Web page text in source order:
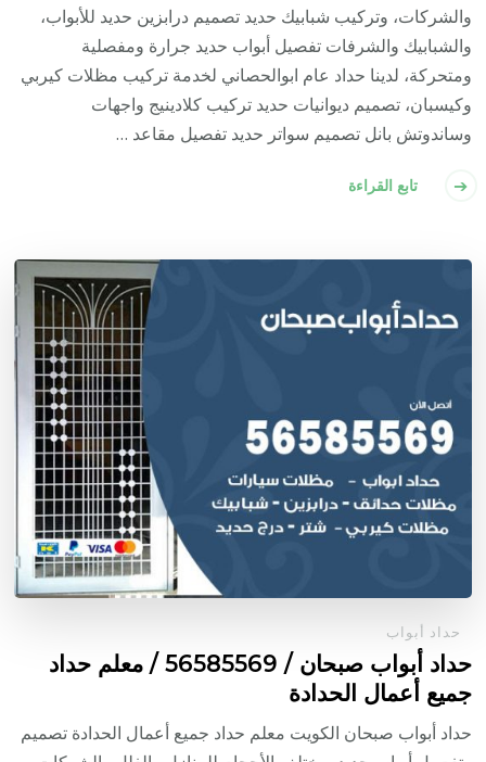
والشركات، وتركيب شبابيك حديد تصميم درابزين حديد للأبواب،
والشبابيك والشرفات تفصيل أبواب حديد جرارة ومفصلية
ومتحركة، لدينا حداد عام ابوالحصاني لخدمة تركيب مظلات كيربي
وكيسبان، تصميم ديوانيات حديد تركيب كلادينيج واجهات
وساندوتش بانل تصميم سواتر حديد تفصيل مقاعد …
تابع القراءة
حداد أبواب
حداد أبواب صبحان / 56585569 / معلم حداد
جميع أعمال الحدادة
حداد أبواب صبحان الكويت معلم حداد جميع أعمال الحدادة تصميم